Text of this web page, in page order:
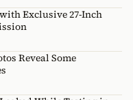
Exclusive 27-Inch
Reveal Some